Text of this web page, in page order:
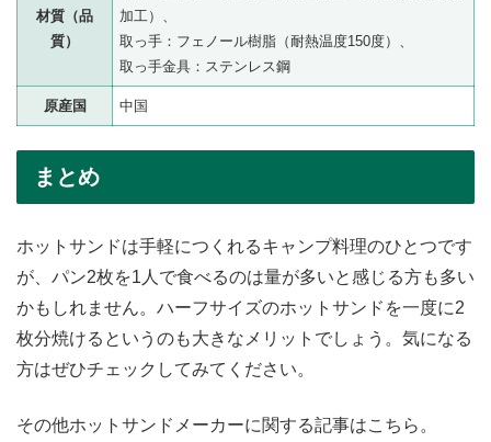
材質（品
質）
加工）、
取っ手：フェノール樹脂（耐熱温度150度）、
取っ手金具：ステンレス鋼
原産国 中国
まとめ
ホットサンドは手軽につくれるキャンプ料理のひとつです
が、パン2枚を1人で食べるのは量が多いと感じる方も多い
かもしれません。ハーフサイズのホットサンドを一度に2
枚分焼けるというのも大きなメリットでしょう。気になる
方はぜひチェックしてみてください。
その他ホットサンドメーカーに関する記事はこちら。